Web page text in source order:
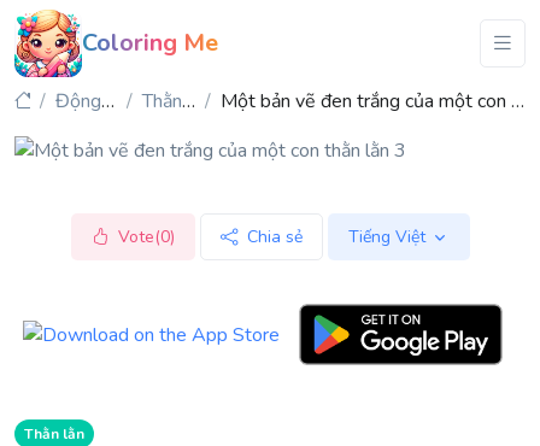
Coloring Me
Động vật Thằn lằn Một bản vẽ đen trắng của một con thằn lằn 3
Vote(0) Chia sẻ Tiếng Việt
Thằn lằn